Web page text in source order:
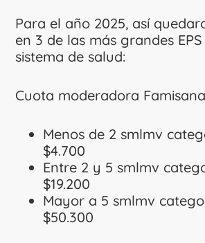
Para el año 2025, así
en 3 de las más grandes
sistema de salud:
Cuota moderadora
Menos de 2 smlmv
$4.700
Entre 2 y 5 smlmv
$19.200
Mayor a 5 smlmv
$50.300